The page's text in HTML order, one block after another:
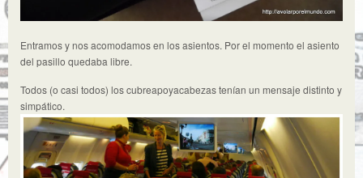
Entramos y nos acomodamos en los asientos. Por el momento el asiento
del pasillo quedaba libre.
Todos (o casi todos) los cubreapoyacabezas tenían un mensaje distinto y
simpático.